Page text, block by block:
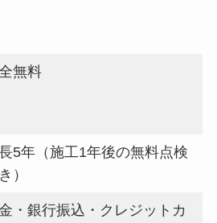
無料
5年（施工1年後の無料点検
）
・銀行振込・クレジットカ